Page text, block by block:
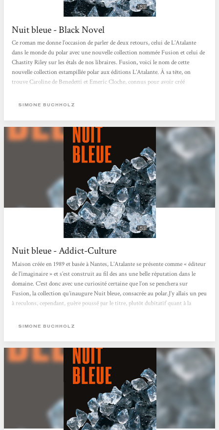
Nuit bleue - Black Novel
Ce roman me donne l’occasion de parler de deux retours, celui de L’Atalante
dans le monde du polar avec une nouvelle collection nommée Fusion et celui de
Chastity Riley sur les étals de nos libraires. Fusion, voici le nom de cette
nouvelle collection estampillée polar aux éditions L’Atalante. À sa tête, on
trouve Caroline de Benedetti et Emeric Cloche, connus pour avoir créé
trimestrielle L’indic, une véritable source de savoir du polar. Chastity Riley a
SIMONE BUCHHOLZ
Nuit bleue - Addict-Culture
Maison créée en 1989 et basée à Nantes, L’Atalante se présente comme « éditeur
de l’imaginaire » et s’est construit au fil des ans une belle réputation dans le
domaine. C’est donc avec une curiosité certaine que l’on se penchera sur
Fusion, la collection qu’inaugure Nuit bleue, consacrée au polar.J’y allais un peu
à reculons, cependant, guère poussé par le titre, plutôt dubitatif quant à la
s’imposant à mon esprit...
SIMONE BUCHHOLZ